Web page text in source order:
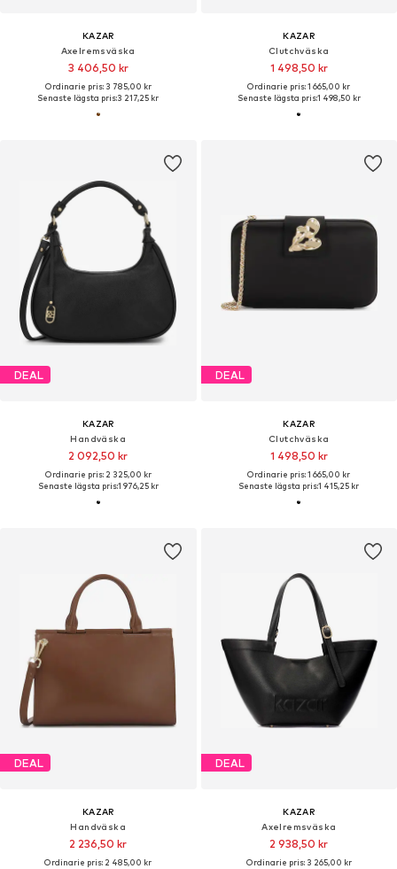
KAZAR
Axelremsväska
3 406,50 kr
Ordinarie pris: 3 785,00 kr
Senaste lägsta pris:3 217,25 kr
KAZAR
Clutchväska
1 498,50 kr
Ordinarie pris: 1 665,00 kr
Senaste lägsta pris:1 498,50 kr
DEAL
KAZAR
Handväska
2 092,50 kr
Ordinarie pris: 2 325,00 kr
Senaste lägsta pris:1 976,25 kr
DEAL
KAZAR
Clutchväska
1 498,50 kr
Ordinarie pris: 1 665,00 kr
Senaste lägsta pris:1 415,25 kr
DEAL
KAZAR
Handväska
2 236,50 kr
Ordinarie pris: 2 485,00 kr
DEAL
KAZAR
Axelremsväska
2 938,50 kr
Ordinarie pris: 3 265,00 kr